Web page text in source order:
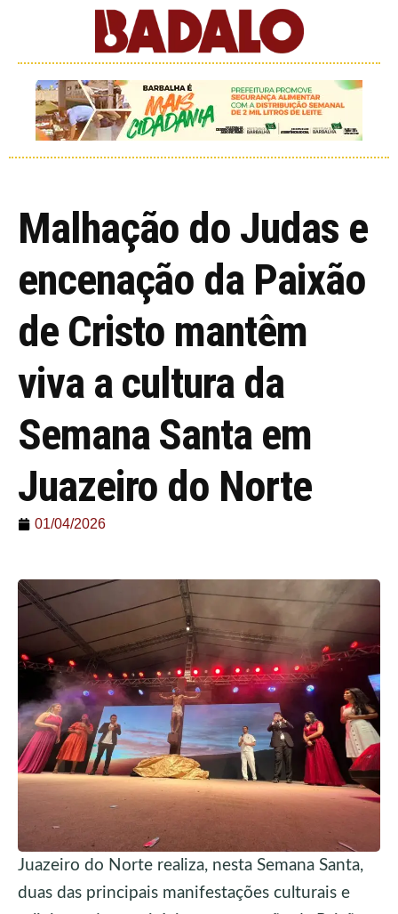
Malhação do Judas e
encenação da Paixão
de Cristo mantêm
viva a cultura da
Semana Santa em
Juazeiro do Norte
01/04/2026
Juazeiro do Norte realiza, nesta Semana Santa,
duas das principais manifestações culturais e